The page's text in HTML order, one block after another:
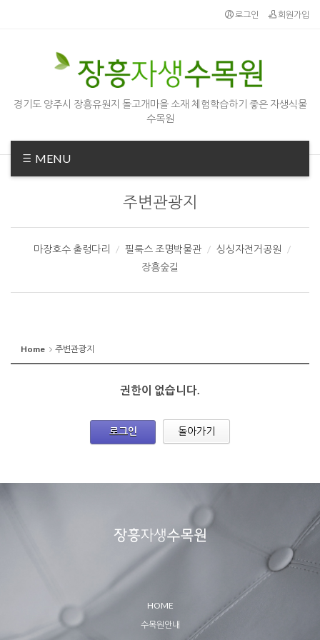
로그인 회원가입
경기도 양주시 장흥유원지 돌고개마을 소재 체험학습하기 좋은 자생식물
수목원
MENU
주변관광지
마장호수 출렁다리 필룩스 조명박물관
싱싱자전거공원
장흥숲길
Home 주변관광지
권한이 없습니다.
로그인 돌아가기
HOME
수목원안내